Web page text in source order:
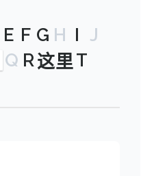
E F G H I J
Q R 这里T